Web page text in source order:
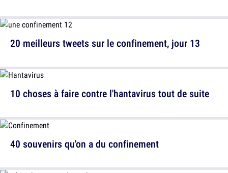
10 choses à faire contre l'hantavirus tout de suite
20 meilleurs tweets sur le confinement, jour 13
40 souvenirs qu'on a du confinement